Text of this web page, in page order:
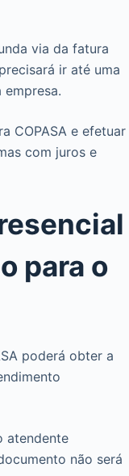
via da fatura
ir até uma
COPASA e efetuar
com juros e
para o
poderá obter a
atendente
não será